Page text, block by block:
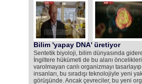
Bilim 'yapay DNA' üretiyor
Sentetik biyoloji, bilim dünyasında
İngiltere hükümeti de bu alanı
varolmayan canlı organizmayı
insanları, bu sıradışı teknolojiyle yeni
görüşünde. Ancak çevreciler, bu yeni